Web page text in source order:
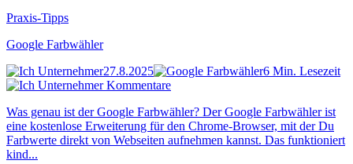
Praxis-Tipps
Google Farbwähler
27.8.2025
6 Min. Lesezeit
Kommentare
Was genau ist der Google Farbwähler? Der Google Farbwähler ist
eine kostenlose Erweiterung für den Chrome-Browser, mit der Du
Farbwerte direkt von Webseiten aufnehmen kannst. Das funktioniert
kind...